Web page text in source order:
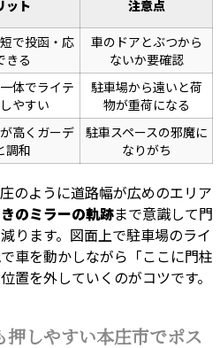
ット 注意点
で投函・応
きる
車のドアとぶつから
ないか要確認
体でライテ
やすい
駐車場から遠いと荷
物が重荷になる
高くガーデ
調和
駐車スペースの邪魔に
なりがち
のように道路幅が広めのエリア
のミラーの軌跡まで意識して門
ります。図面上で駐車場のライ
車を動かしながら「ここに門柱
置を外していくのがコツです。
押しやすい本庄市でポス